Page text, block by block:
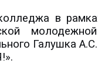
в
Галушка